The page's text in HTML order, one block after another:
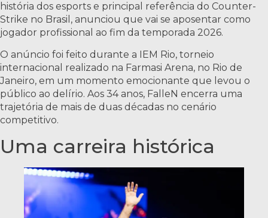
história dos esports e principal referência do Counter-
Strike no Brasil, anunciou que vai se aposentar como
jogador profissional ao fim da temporada 2026.
O anúncio foi feito durante a IEM Rio, torneio
internacional realizado na Farmasi Arena, no Rio de
Janeiro, em um momento emocionante que levou o
público ao delírio. Aos 34 anos, FalleN encerra uma
trajetória de mais de duas décadas no cenário
competitivo.
Uma carreira histórica